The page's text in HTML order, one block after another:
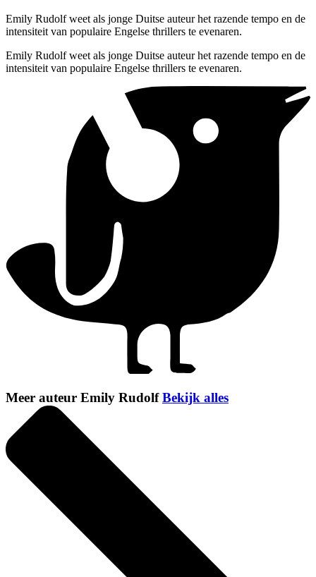
Emily Rudolf weet als jonge Duitse auteur het razende tempo en de
intensiteit van populaire Engelse thrillers te evenaren.
Emily Rudolf weet als jonge Duitse auteur het razende tempo en de
intensiteit van populaire Engelse thrillers te evenaren.
Meer auteur Emily RudolfBekijk alles